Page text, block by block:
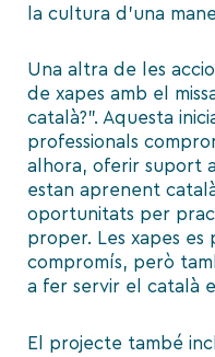
la cultura d’una
Una altra de les
de xapes amb el
català?”. Aquesta
professionals
alhora, oferir suport
estan aprenent
oportunitats per
proper. Les xapes
compromís, però
a fer servir el català
El projecte també